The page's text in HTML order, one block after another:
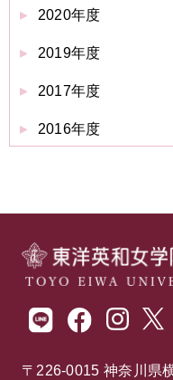
2020年度
2019年度
2017年度
2016年度
〒226-0015 神奈川県